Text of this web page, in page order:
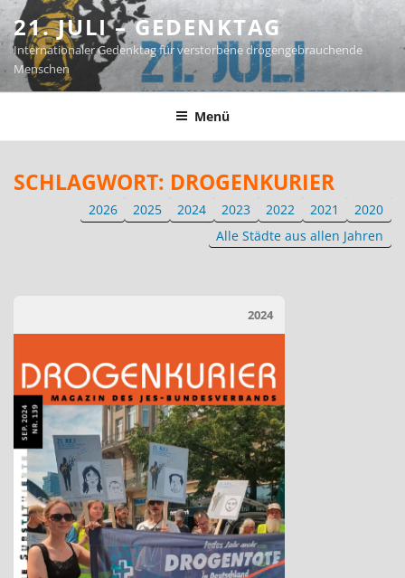
Zum
Inhalt
springen
21. JULI – GEDENKTAG
Internationaler Gedenktag für verstorbene drogengebrauchende
Menschen
Menü
SCHLAGWORT: DROGENKURIER
2026 2025 2024 2023 2022 2021
2020
Alle Städte aus allen Jahren
2024